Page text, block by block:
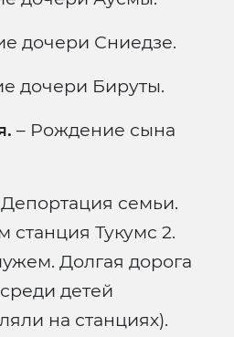
дочери Сниедзе.
дочери Бируты.
– Рождение сына
семьи.
станция Тукумс 2.
Долгая дорога
детей
на станциях).